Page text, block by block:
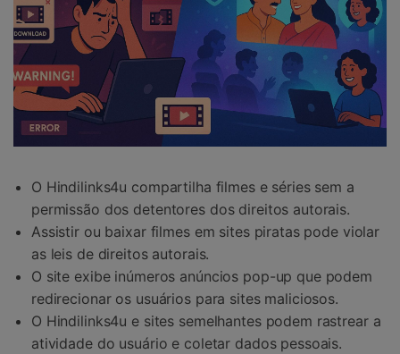
O Hindilinks4u compartilha filmes e séries sem a
permissão dos detentores dos direitos autorais.
Assistir ou baixar filmes em sites piratas pode violar
as leis de direitos autorais.
O site exibe inúmeros anúncios pop-up que podem
redirecionar os usuários para sites maliciosos.
O Hindilinks4u e sites semelhantes podem rastrear a
atividade do usuário e coletar dados pessoais.